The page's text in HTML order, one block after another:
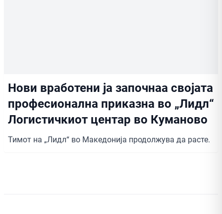
Нови вработени ја започнаа својата
професионална приказна во „Лидл“
Логистичкиот центар во Куманово
Тимот на „Лидл“ во Македонија продолжува да расте.